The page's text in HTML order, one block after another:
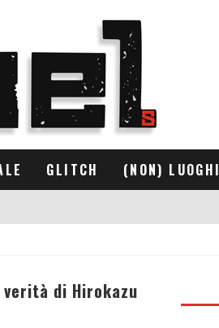
GLITCH (NON) LUOGHI
di Hirokazu